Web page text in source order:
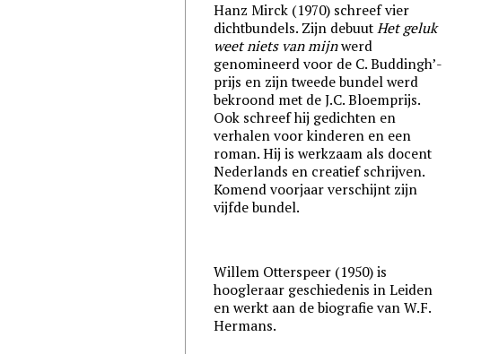
Hanz Mirck (1970) schreef vier
dichtbundels. Zijn debuutHet geluk
weet niets van mijnwerd
genomineerd voor de C. Buddingh’-
prijs en zijn tweede bundel werd
bekroond met de J.C. Bloemprijs.
Ook schreef hij gedichten en
verhalen voor kinderen en een
roman. Hij is werkzaam als docent
Nederlands en creatief schrijven.
Komend voorjaar verschijnt zijn
vijfde bundel.
Willem Otterspeer (1950) is
hoogleraar geschiedenis in Leiden
en werkt aan de biografie van W.F.
Hermans.